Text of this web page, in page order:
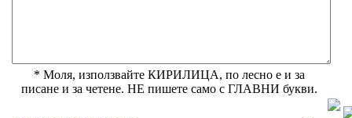
* Моля, използвайте КИРИЛИЦА, по лесно е и за
писане и за четене. НЕ пишете само с ГЛАВНИ букви.